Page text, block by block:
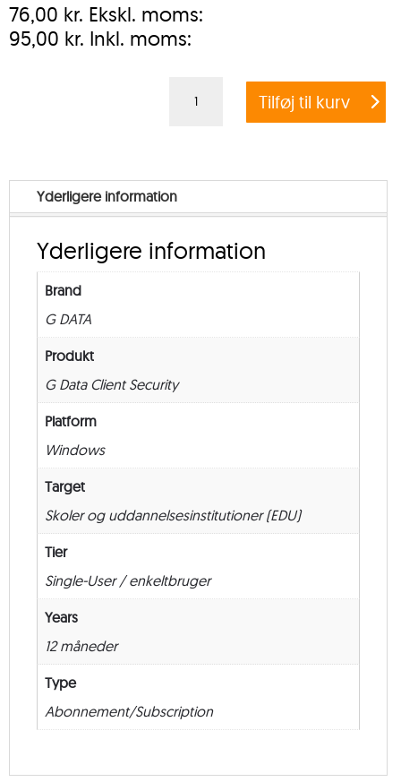
76,00 kr. Ekskl. moms:
95,00 kr. Inkl. moms:
BUSINESS
–
–
–
12
Tilføj til kurv
Yderligere information
Yderligere information
Brand
G DATA
Produkt
G Data Client Security
Platform
Windows
Target
Skoler og uddannelsesinstitutioner (EDU)
Tier
Single-User / enkeltbruger
Years
12 måneder
Type
Abonnement/Subscription